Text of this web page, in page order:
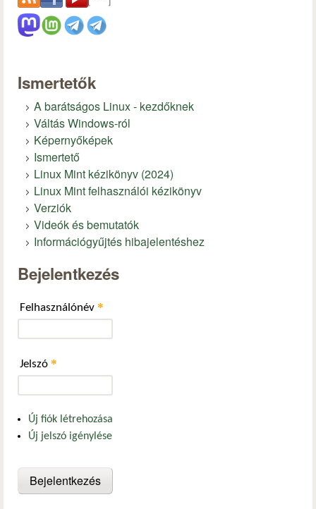
Ismertetők
A barátságos Linux - kezdőknek
Váltás Windows-ról
Képernyőképek
Ismertető
Linux Mint kézikönyv (2024)
Linux Mint felhasználói kézikönyv
Verziók
Videók és bemutatók
Információgyűjtés hibajelentéshez
Bejelentkezés
Felhasználónév *
Jelszó *
Új fiók létrehozása
Új jelszó igénylése